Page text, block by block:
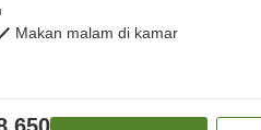
Makan malam di kamar